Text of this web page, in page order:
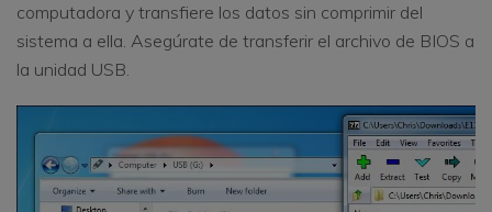
computadora y transfiere los datos sin comprimir del
sistema a ella. Asegúrate de transferir el archivo de BIOS a
la unidad USB.